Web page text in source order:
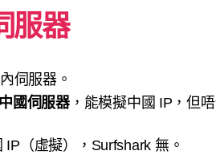
服器
伺服器。
國伺服器，能模擬中國 IP，但
（虛擬），Surfshark 無。